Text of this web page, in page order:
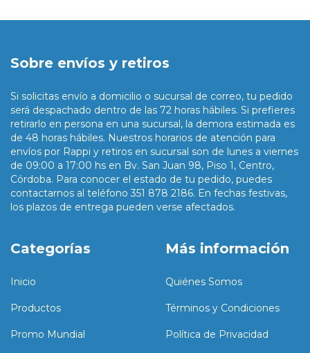
Sobre envíos y retiros
Si solicitas envío a domicilio o sucursal de correo, tu pedido
será despachado dentro de las 72 horas hábiles. Si prefieres
retirarlo en persona en una sucursal, la demora estimada es
de 48 horas hábiles. Nuestros horarios de atención para
envíos por Rappi y retiros en sucursal son de lunes a viernes
de 09:00 a 17:00 hs en Bv. San Juan 98, Piso 1, Centro,
Córdoba. Para conocer el estado de tu pedido, puedes
contactarnos al teléfono 351 878 2186. En fechas festivas,
los plazos de entrega pueden verse afectados.
Categorías
Inicio
Productos
Promo Mundial
Más información
Quiénes Somos
Términos y Condiciones
Política de Privacidad